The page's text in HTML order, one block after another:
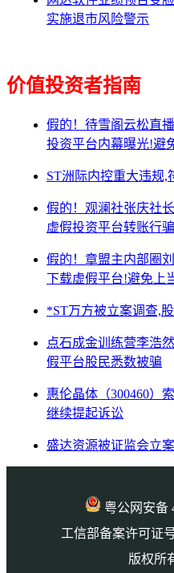
实施退市风险警示
价值投资者指南
假的！待雪阁云松直
投资平台内幕曝光!避
ST洲际内控重大违规,
假的！观澜社张庆社
虚假投资平台转账行
假的！章盟主内部圈
下载虚假平台!避免上
*ST万方被立案调查,
点石成金训练营李浩
假平台股民悉数被骗
惠伦晶体（300460）
继续提起诉讼
盛达资源被证监会立
粤公网安备
工信部备案许可证
版权所